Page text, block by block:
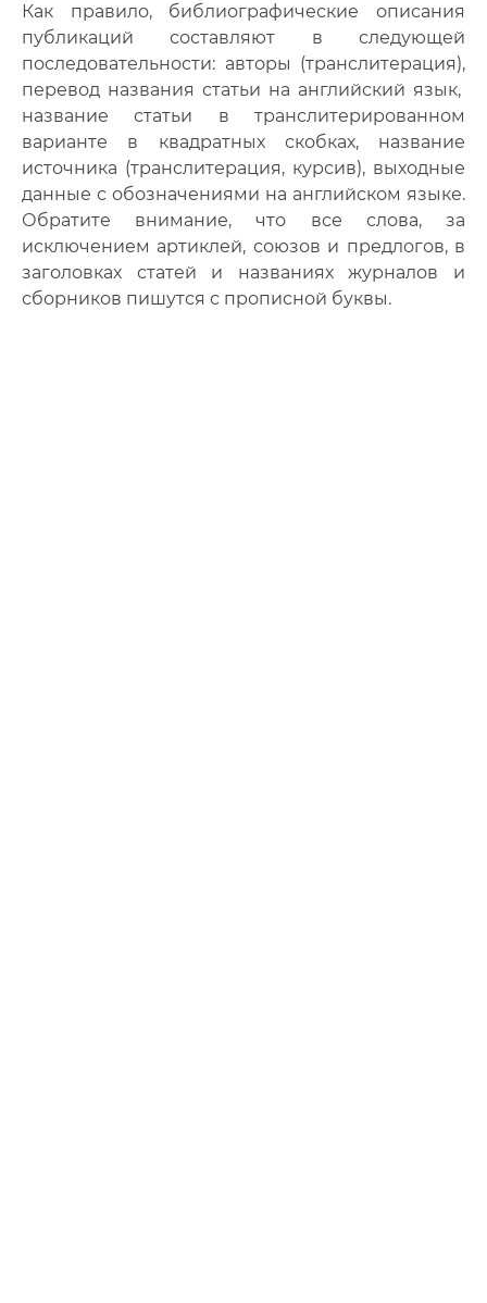
Как правило, библиографические описания
публикаций составляют в следующей
последовательности: авторы (транслитерация),
перевод названия статьи на английский язык,
название статьи в транслитерированном
варианте в квадратных скобках, название
источника (транслитерация, курсив), выходные
данные с обозначениями на английском языке.
Обратите внимание, что все слова, за
исключением артиклей, союзов и предлогов, в
заголовках статей и названиях журналов и
сборников пишутся с прописной буквы.